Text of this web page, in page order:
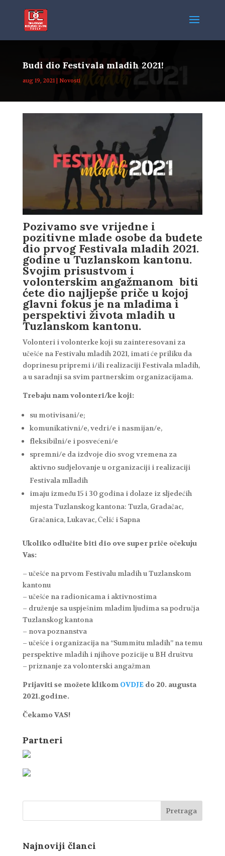
Budi dio Festivala mladih 2021!
aug 19, 2021| Novosti
Pozivamo sve vrijedne i
pozitivne mlade osobe da budete
dio prvog Festivala mladih 2021.
godine u Tuzlanskom kantonu.
Svojim prisustvom i
volonterskim angažmanom biti
ćete dio najljepše priče u kojoj
glavni fokus je na mladima i
perspektivi života mladih u
Tuzlanskom kantonu.
Volonteri i volonterke koji su zainteresovani za
učešće na Festivalu mladih 2021, imati će priliku da
doprinesu pripremi i/ili realizaciji Festivala mladih,
a u saradnji sa svim partnerskim organizacijama.
Trebaju nam volonteri/ke koji:
su motivisani/e;
komunikativni/e, vedri/e i nasmijan/e,
fleksibilni/e i posvećeni/e
spremni/e da izdvoje dio svog vremena za
aktivno sudjelovanje u organizaciji i realizaciji
Festivala mlladih
imaju između 15 i 30 godina i dolaze iz sljedećih
mjesta Tuzlanskog kantona: Tuzla, Gradačac,
Gračanica, Lukavac, Čelić i Sapna
Ukoliko odlučite biti dio ove super priče očekuju
Vas:
– učešće na prvom Festivalu mladih u Tuzlanskom
kantonu
– učešće na radionicama i aktivnostima
– druženje sa uspješnim mladim ljudima sa područja
Tuzlanskog kantona
– nova poznanstva
– učešće i organizacija na “Summitu mladih” na temu
perspektive mladih i njihove pozicije u BH društvu
– priznanje za volonterski angažman
Prijaviti se možete klikom OVDJEdo 20. augusta
2021.godine.
Čekamo VAS!
Partneri
Najnoviji članci